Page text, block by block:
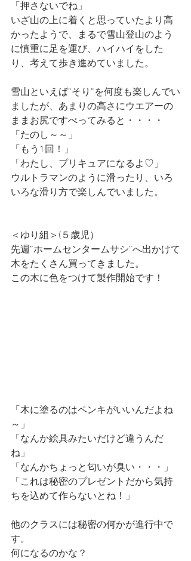
「押さないでね」
いざ山の上に着くと思っていたより高
かったようで、まるで雪山登山のよう
に慎重に足を運び、ハイハイをした
り、考えて歩き進めていました。
雪山といえば”そり”を何度も楽しんでい
ましたが、あまりの高さにウエアーの
ままお尻ですべってみると・・・・
「たのし～～」
「もう1回！」
「わたし、プリキュアになるよ♡」
ウルトラマンのように滑ったり、いろ
いろな滑り方で楽しんでいました。
＜ゆり組＞(５歳児）
先週”ホームセンタームサシ”へ出かけて
木をたくさん買ってきました。
この木に色をつけて製作開始です！
「木に塗るのはペンキがいいんだよね
～」
「なんか絵具みたいだけど違うんだ
ね」
「なんかちょっと匂いが臭い・・・」
「これは秘密のプレゼントだから気持
ちを込めて作らないとね！」
他のクラスには秘密の何かが進行中で
す。
何になるのかな？